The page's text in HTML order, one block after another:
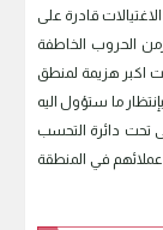
قادرة على
الحروب الخاطفة
اكبر هزيمة لمنطق
ما ستؤول اليه
تحت دائرة التحسب
في المنطقة